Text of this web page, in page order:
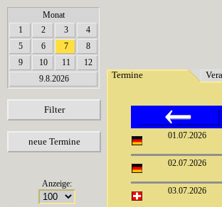
array(6) { [0]=> string(7) "Termine" [1]=> string(12)
Termine
Monat
1
2 3
4
5
6 7
8
9
10 11
12
9.8.2026
Filter
neue Termine
Anzeige:
01.07.2026
02.07.2026
03.07.2026